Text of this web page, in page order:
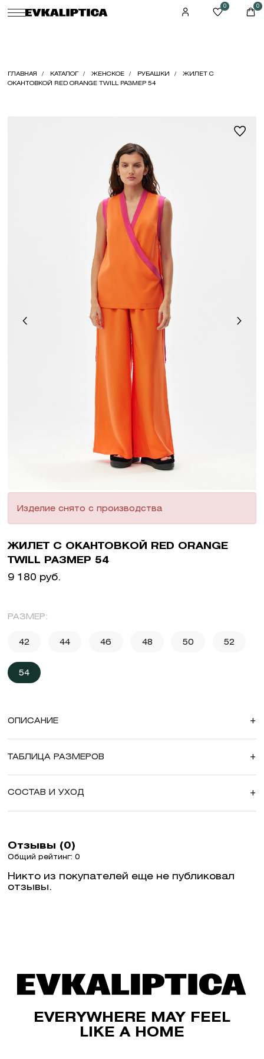
0 0
ГЛАВНАЯ КАТАЛОГ ЖЕНСКОЕ РУБАШКИ
ЖИЛЕТ С
ОКАНТОВКОЙ RED ORANGE TWILL РАЗМЕР 54
Изделие снято с производства
ЖИЛЕТ С ОКАНТОВКОЙ RED ORANGE
TWILL РАЗМЕР 54
9 180 руб.
РАЗМЕР:
42 44 46 48 50 52
54
ОПИСАНИЕ +
ТАБЛИЦА РАЗМЕРОВ +
СОСТАВ И УХОД +
Отзывы (0)
Общий рейтинг: 0
Никто из покупателей еще не публиковал
отзывы.
EVERYWHERE MAY FEEL
LIKE A HOME